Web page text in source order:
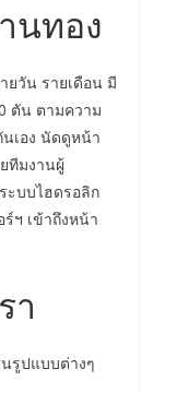
นทอง
ยวัน รายเดือน มี
ตัน ตามความ
เอง นัดดูหน้า
ทีมงานผู้
ะบบไฮดรอลิก
ฯ เข้าถึงหน้า
า
รูปแบบต่างๆ